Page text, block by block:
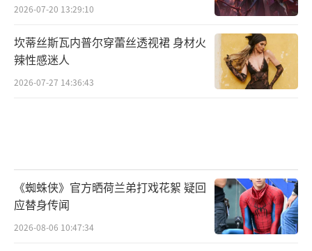
2026-07-20 13:29:10
坎蒂丝斯瓦内普尔穿蕾丝透视裙 身材火
辣性感迷人
2026-07-27 14:36:43
《蜘蛛侠》官方晒荷兰弟打戏花絮 疑回
应替身传闻
2026-08-06 10:47:34